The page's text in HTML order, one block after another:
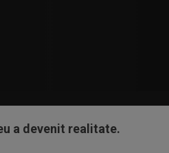
a devenit realitate.